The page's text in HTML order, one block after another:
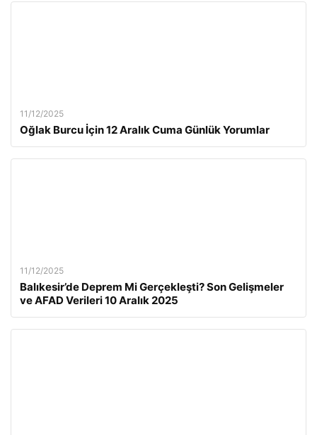
11/12/2025
Oğlak Burcu İçin 12 Aralık Cuma Günlük Yorumlar
11/12/2025
Balıkesir’de Deprem Mi Gerçekleşti? Son Gelişmeler
ve AFAD Verileri 10 Aralık 2025